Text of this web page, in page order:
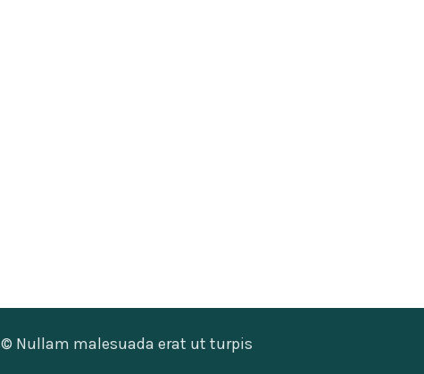
© Nullam malesuada erat ut turpis